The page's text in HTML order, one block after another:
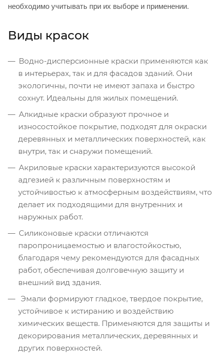
необходимо учитывать при их выборе и применении.
Виды красок
Водно-дисперсионные краски применяются как
в интерьерах, так и для фасадов зданий. Они
экологичны, почти не имеют запаха и быстро
сохнут. Идеальны для жилых помещений.
Алкидные краски образуют прочное и
износостойкое покрытие, подходят для окраски
деревянных и металлических поверхностей, как
внутри, так и снаружи помещений.
Акриловые краски характеризуются высокой
адгезией к различным поверхностям и
устойчивостью к атмосферным воздействиям, что
делает их подходящими для внутренних и
наружных работ.
Силиконовые краски отличаются
паропроницаемостью и влагостойкостью,
благодаря чему рекомендуются для фасадных
работ, обеспечивая долговечную защиту и
внешний вид здания.
Эмали формируют гладкое, твердое покрытие,
устойчивое к истиранию и воздействию
химических веществ. Применяются для защиты и
декорирования металлических, деревянных и
других поверхностей.